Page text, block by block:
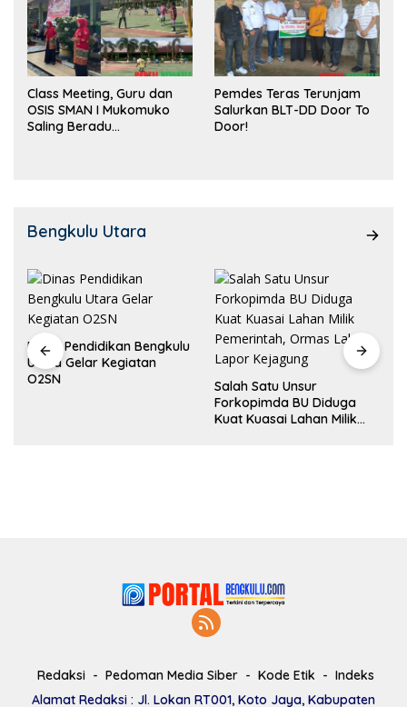
Class Meeting, Guru dan
OSIS SMAN I Mukomuko
Saling Beradu
Pemdes Teras Terunjam
Salurkan BLT-DD Door To
Door!
Bengkulu Utara
Dinas Pendidikan Bengkulu
Utara Gelar Kegiatan
O2SN
Salah Satu Unsur
Forkopimda BU Diduga
Kuat Kuasai Lahan Milik
Redaksi Pedoman Media Siber Kode Etik
Indeks
Alamat Redaksi : Jl. Lokan RT001, Koto Jaya, Kabupaten